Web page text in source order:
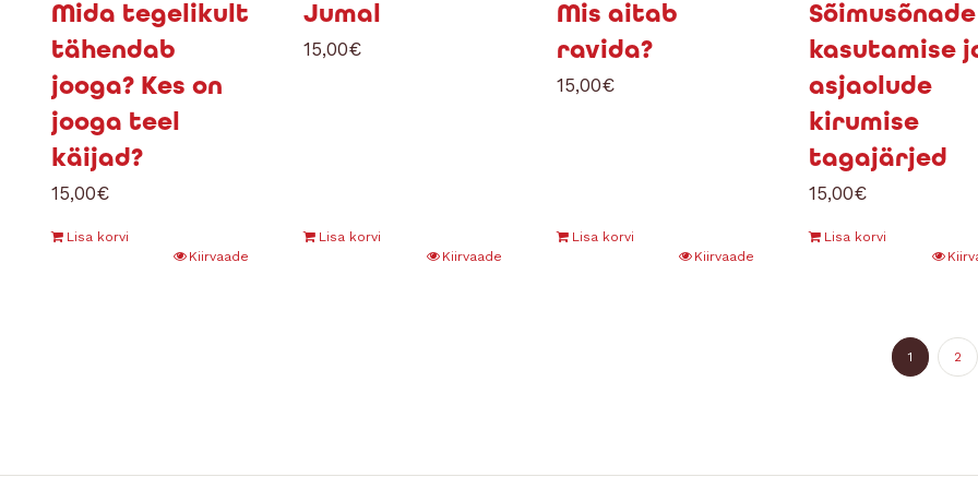
Mida tegelikult
tähendab
jooga? Kes on
jooga teel
käijad?
15,00€
Lisa korvi
Kiirvaade
Jumal
15,00€
Lisa korvi
Kiirvaade
Mis aitab
ravida?
15,00€
Lisa korvi
Kiirvaade
Sõimusõnade
kasutamise
asjaolude
kirumise
tagajärjed
15,00€
Lisa korvi
1 2